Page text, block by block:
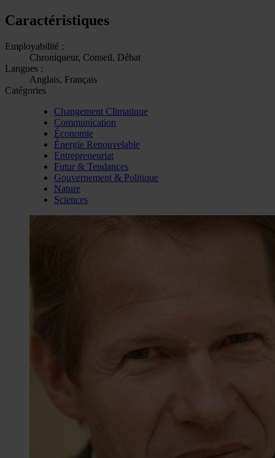
Caractéristiques
Employabilité :
Chroniqueur, Conseil, Débat
Langues :
Anglais, Français
Catégories
Changement Climatique
Communication
Économie
Énergie Renouvelable
Entrepreneuriat
Futur & Tendances
Gouvernement & Politique
Nature
Sciences